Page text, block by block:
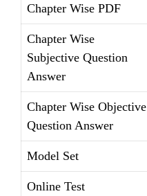
Chapter Wise PDF
Chapter Wise
Subjective Question
Answer
Chapter Wise Objective
Question Answer
Model Set
Online Test